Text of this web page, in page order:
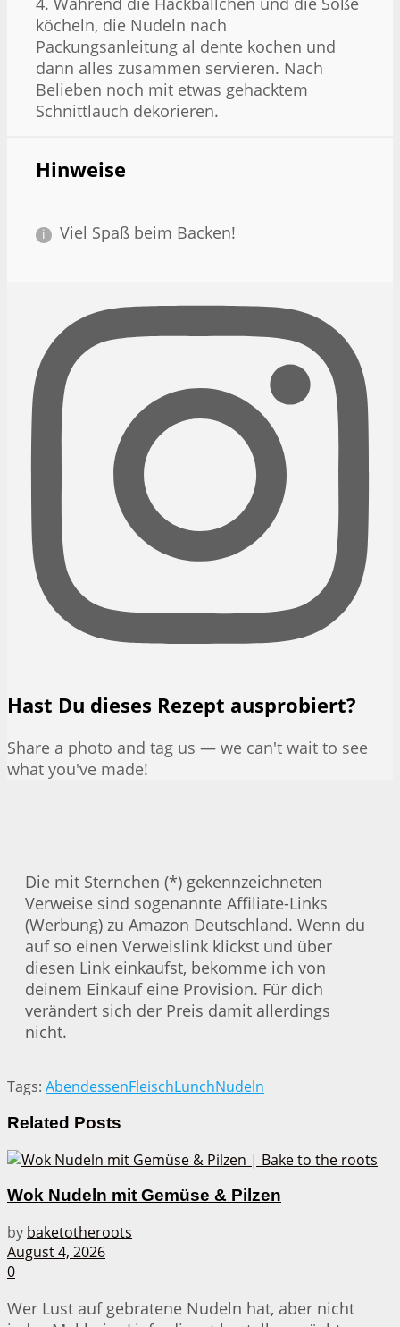
köcheln, die Nudeln nach
Packungsanleitung al dente kochen und
dann alles zusammen servieren. Nach
Belieben noch mit etwas gehacktem
Schnittlauch dekorieren.
Hinweise
Viel Spaß beim Backen!
Hast Du dieses Rezept ausprobiert?
Share a photo and tag us — we can't wait to see
what you've made!
Die mit Sternchen (*) gekennzeichneten
Verweise sind sogenannte Affiliate-Links
(Werbung) zu Amazon Deutschland. Wenn du
auf so einen Verweislink klickst und über
diesen Link einkaufst, bekomme ich von
deinem Einkauf eine Provision. Für dich
verändert sich der Preis damit allerdings
nicht.
Tags: AbendessenFleischLunchNudeln
Related Posts
Wok Nudeln mit Gemüse & Pilzen
by baketotheroots
August 4, 2026
0
Wer Lust auf gebratene Nudeln hat, aber nicht